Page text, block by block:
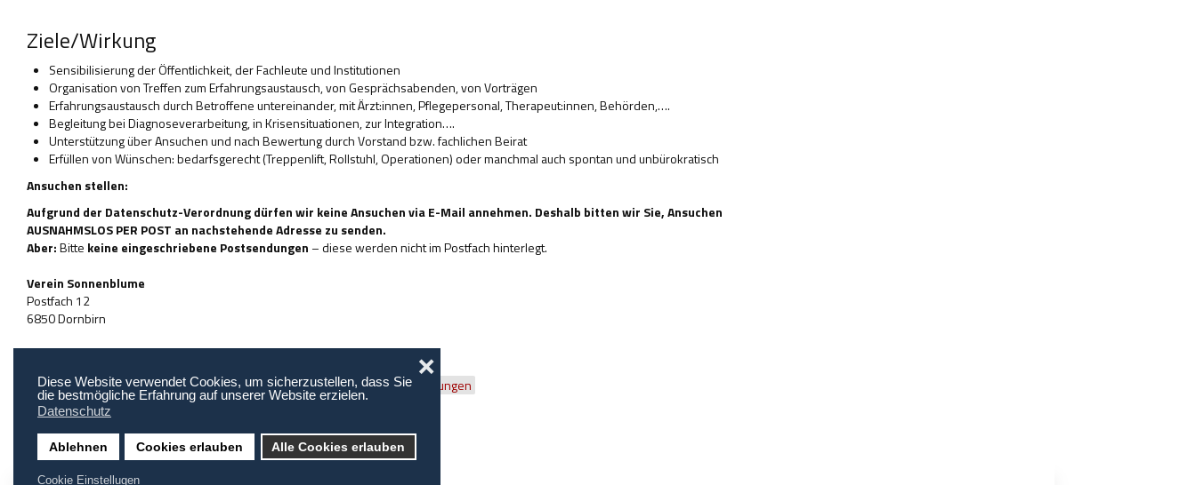
Diese Website verwendet Cookies, um sicherzustellen, dass Sie
die bestmögliche Erfahrung auf unserer Website erzielen.
Datenschutz
Ablehnen Cookies erlauben Alle Cookies erlauben
❌
Cookie Einstellugen
Ziele/Wirkung
Sensibilisierung der Öffentlichkeit, der Fachleute und Institutionen
Organisation von Treffen zum Erfahrungsaustausch, von Gesprächsabenden, von Vorträgen
Erfahrungsaustausch durch Betroffene untereinander, mit Ärzt:innen, Pflegepersonal, Therapeut:innen, Behörden,….
Begleitung bei Diagnoseverarbeitung, in Krisensituationen, zur Integration….
Unterstützung über Ansuchen und nach Bewertung durch Vorstand bzw. fachlichen Beirat
Erfüllen von Wünschen: bedarfsgerecht (Treppenlift, Rollstuhl, Operationen) oder manchmal auch spontan und unbürokratisch
Ansuchen stellen:
Aufgrund der Datenschutz-Verordnung dürfen wir keine Ansuchen via E-Mail annehmen. Deshalb bitten wir Sie, Ansuchen
AUSNAHMSLOS PER POST an nachstehende Adresse zu senden.
Aber:Bitte keine eingeschriebene Postsendungen – diese werden nicht im Postfach hinterlegt.
Verein Sonnenblume
Postfach 12
6850 Dornbirn
Suchbegriffe Angebote Elternselbsthilfegruppen Elternverein Fonds Stiftungen